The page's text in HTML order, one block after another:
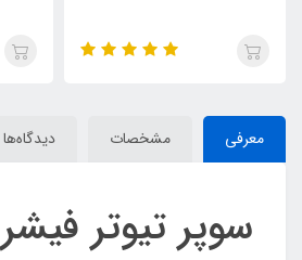
معرفی مشخصات دیدگاه‌ها
سوپر تیوتر فیشر T-11